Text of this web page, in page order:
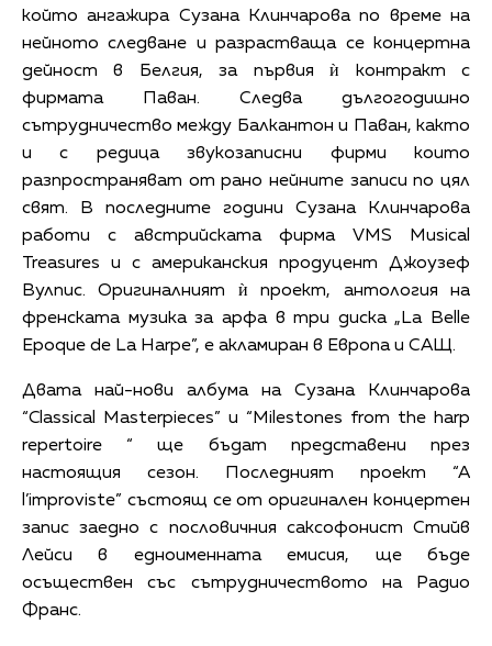
който ангажира Сузана Клинчарова по време на
нейното следване и разрастваща се концертна
дейност в Белгия, за първия ѝ контракт с
фирмата Паван. Следва дългогодишно
сътрудничество между Балкантон и Паван, както
и с редица звукозаписни фирми които
разпространяват от рано нейните записи по цял
свят. В последните години Сузана Клинчарова
работи с австрийската фирма VMS Musical
Treasures и с американския продуцент Джоузеф
Вулпис. Оригиналният ѝ проект, антология на
френската музика за арфа в три диска „La Belle
Epoque de La Harpe”, е акламиран в Европа и САЩ.
Двата най-нови албума на Сузана Клинчарова
“Classical Masterpieces” и “Milestones from the harp
repertoire “ ще бъдат представени през
настоящия сезон. Последният проект “А
l’improviste” състоящ се от оригинален концертен
запис заедно с пословичния саксофонист Стийв
Лейси в едноименната емисия, ще бъде
осъществен със сътрудничеството на Радио
Франс.